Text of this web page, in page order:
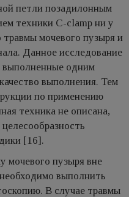
петли позадилонным
техники С-clamp ни у
мочевого пузыря и
Данное исследование
выполненные одним
выполнения. Тем
по применению
техника не описана,
[16].
мочевого пузыря вне
выполнить
В случае травмы